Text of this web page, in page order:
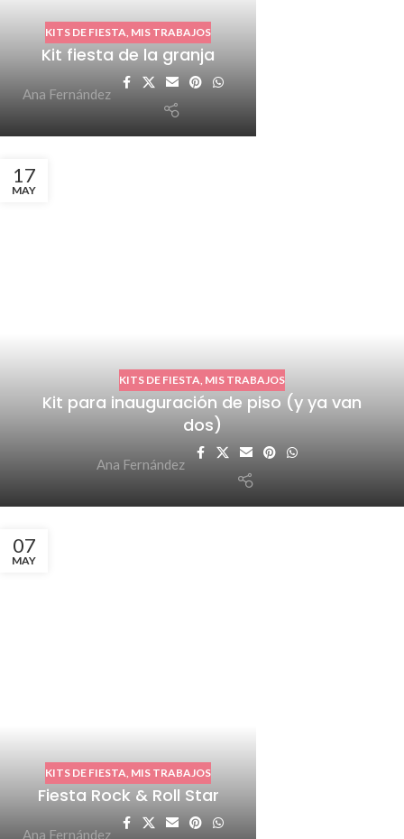
KITS DE FIESTA MIS TRABAJOS
Kit fiesta de la granja
Ana Fernández
17
MAY
KITS DE FIESTA MIS TRABAJOS
Kit para inauguración de piso (y ya van
dos)
Ana Fernández
07
MAY
KITS DE FIESTA MIS TRABAJOS
Fiesta Rock & Roll Star
Ana Fernández